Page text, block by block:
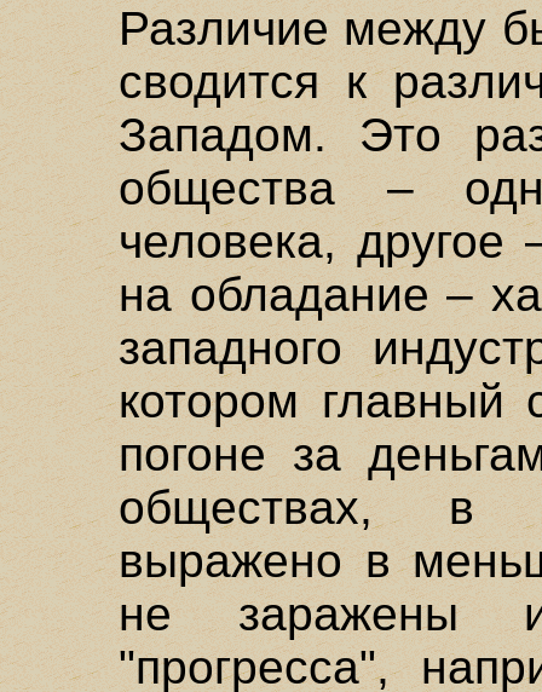
Различие между
сводится к
Западом. Это
общества –
человека,
на обладание –
западного
котором главный
погоне за
обществах, в
выражено в
не заражены
"прогресса",